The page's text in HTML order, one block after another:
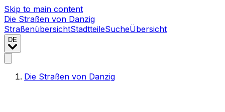
Skip to main content
Die Straßen von Danzig
StraßenübersichtStadtteileSucheÜbersicht
DE
Die Straßen von Danzig